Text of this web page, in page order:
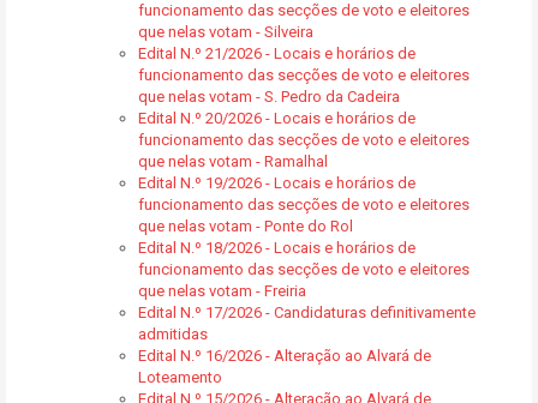
funcionamento das secções de voto e eleitores
que nelas votam - Silveira
Edital N.º 21/2026 - Locais e horários de
funcionamento das secções de voto e eleitores
que nelas votam - S. Pedro da Cadeira
Edital N.º 20/2026 - Locais e horários de
funcionamento das secções de voto e eleitores
que nelas votam - Ramalhal
Edital N.º 19/2026 - Locais e horários de
funcionamento das secções de voto e eleitores
que nelas votam - Ponte do Rol
Edital N.º 18/2026 - Locais e horários de
funcionamento das secções de voto e eleitores
que nelas votam - Freiria
Edital N.º 17/2026 - Candidaturas definitivamente
admitidas
Edital N.º 16/2026 - Alteração ao Alvará de
Loteamento
Edital N.º 15/2026 - Alteração ao Alvará de